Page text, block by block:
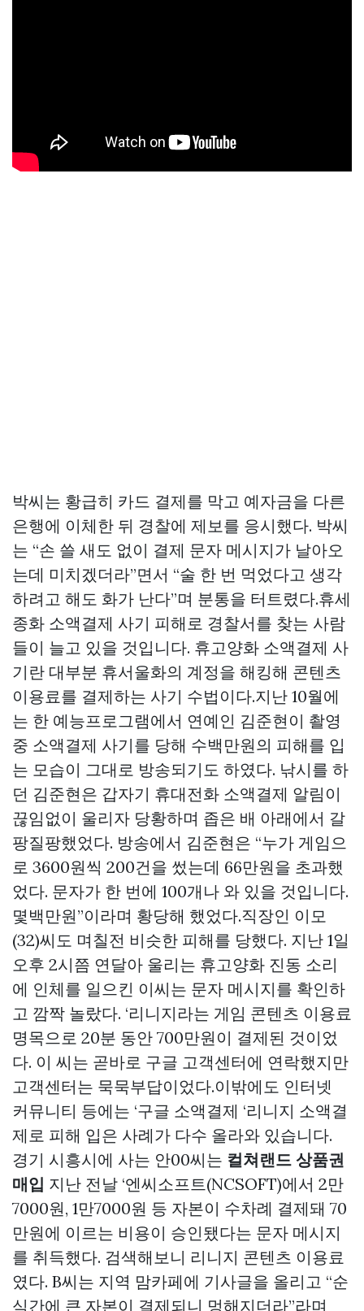
박씨는 황급히 카드 결제를 막고 예자금을 다른
은행에 이체한 뒤 경찰에 제보를 응시했다. 박씨
는 “손 쓸 새도 없이 결제 문자 메시지가 날아오
는데 미치겠더라”면서 “술 한 번 먹었다고 생각
하려고 해도 화가 난다”며 분통을 터트렸다.휴세
종화 소액결제 사기 피해로 경찰서를 찾는 사람
들이 늘고 있을 것입니다. 휴고양화 소액결제 사
기란 대부분 휴서울화의 계정을 해킹해 콘텐츠
이용료를 결제하는 사기 수법이다.지난 10월에
는 한 예능프로그램에서 연예인 김준현이 촬영
중 소액결제 사기를 당해 수백만원의 피해를 입
는 모습이 그대로 방송되기도 하였다. 낚시를 하
던 김준현은 갑자기 휴대전화 소액결제 알림이
끊임없이 울리자 당황하며 좁은 배 아래에서 갈
팡질팡했었다. 방송에서 김준현은 “누가 게임으
로 3600원씩 200건을 썼는데 66만원을 초과했
었다. 문자가 한 번에 100개나 와 있을 것입니다.
몇백만원”이라며 황당해 했었다.직장인 이모
(32)씨도 며칠전 비슷한 피해를 당했다. 지난 1일
오후 2시쯤 연달아 울리는 휴고양화 진동 소리
에 인체를 일으킨 이씨는 문자 메시지를 확인하
고 깜짝 놀랐다. ‘리니지라는 게임 콘텐츠 이용료
명목으로 20분 동안 700만원이 결제된 것이었
다. 이 씨는 곧바로 구글 고객센터에 연락했지만
고객센터는 묵묵부답이었다.이밖에도 인터넷
커뮤니티 등에는 ‘구글 소액결제 ‘리니지 소액결
제로 피해 입은 사례가 다수 올라와 있습니다.
경기 시흥시에 사는 안00씨는 컬쳐랜드 상품권
매입 지난 전날 ‘엔씨소프트(NCSOFT)에서 2만
7000원, 1만7000원 등 자본이 수차례 결제돼 70
만원에 이르는 비용이 승인됐다는 문자 메시지
를 취득했다. 검색해보니 리니지 콘텐츠 이용료
였다. B씨는 지역 맘카페에 기사글을 올리고 “순
식간에 큰 자본이 결제되니 멍해지더라”라며